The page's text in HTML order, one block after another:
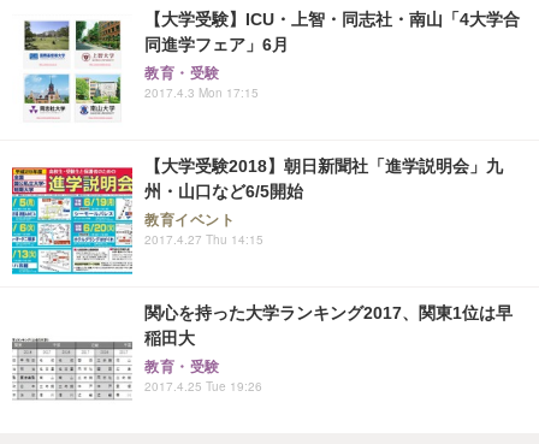
【大学受験】ICU・上智・同志社・南山「4大学合
同進学フェア」6月
教育・受験
2017.4.3 Mon 17:15
【大学受験2018】朝日新聞社「進学説明会」九
州・山口など6/5開始
教育イベント
2017.4.27 Thu 14:15
関心を持った大学ランキング2017、関東1位は早
稲田大
教育・受験
2017.4.25 Tue 19:26